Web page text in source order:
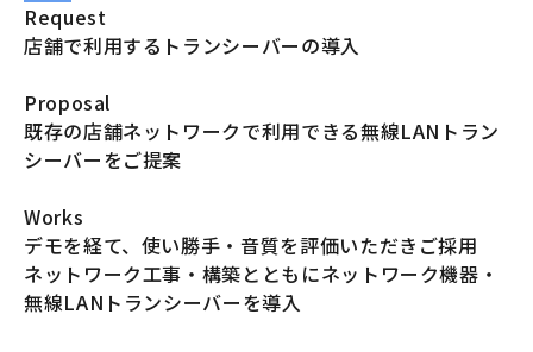
Request
店舗で利用するトランシーバーの導入
Proposal
既存の店舗ネットワークで利用できる無線LANトラン
シーバーをご提案
Works
デモを経て、使い勝手・音質を評価いただきご採用
ネットワーク工事・構築とともにネットワーク機器・
無線LANトランシーバーを導入